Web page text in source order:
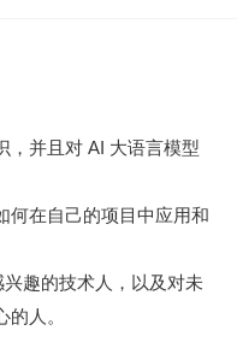
出属于自己的智能问答
日常应用，都能够得心
，并且对 AI 大语言模型
何在自己的项目中应用和
趣的技术人，以及对未
人。